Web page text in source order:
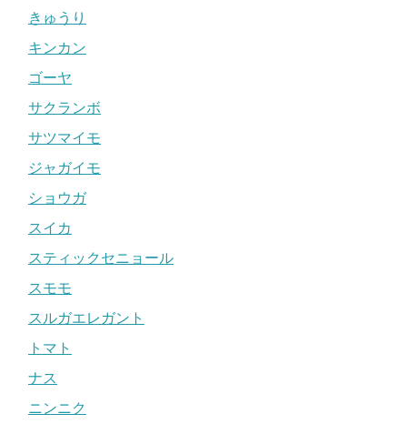
きゅうり
キンカン
ゴーヤ
サクランボ
サツマイモ
ジャガイモ
ショウガ
スイカ
スティックセニョール
スモモ
スルガエレガント
トマト
ナス
ニンニク